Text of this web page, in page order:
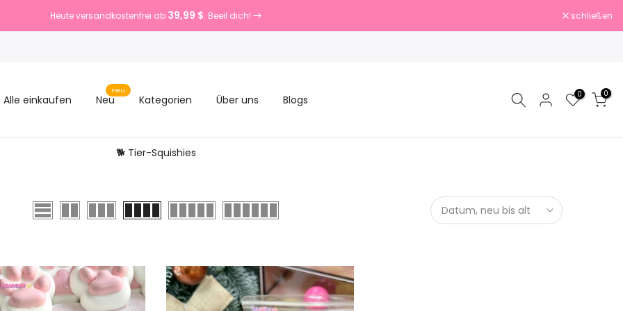
Heute versandkostenfrei ab 39,99 $. Beeil dich! schließen
Alle einkaufen Neu
neu
Kategorien Über uns Blogs 0 0
🐕 Tier-Squishies
Datum, neu bis alt